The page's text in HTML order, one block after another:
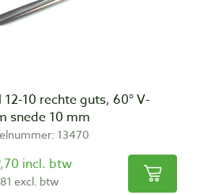
12-10 rechte guts, 60° V-
snede 10 mm
13470
incl. btw
excl. btw